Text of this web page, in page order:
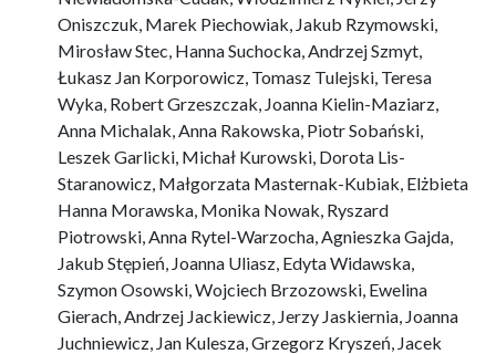
Oniszczuk, Marek Piechowiak, Jakub Rzymowski,
Mirosław Stec, Hanna Suchocka, Andrzej Szmyt,
Łukasz Jan Korporowicz, Tomasz Tulejski, Teresa
Wyka, Robert Grzeszczak, Joanna Kielin-Maziarz,
Anna Michalak, Anna Rakowska, Piotr Sobański,
Leszek Garlicki, Michał Kurowski, Dorota Lis-
Staranowicz, Małgorzata Masternak-Kubiak, Elżbieta
Hanna Morawska, Monika Nowak, Ryszard
Piotrowski, Anna Rytel-Warzocha, Agnieszka Gajda,
Jakub Stępień, Joanna Uliasz, Edyta Widawska,
Szymon Osowski, Wojciech Brzozowski, Ewelina
Gierach, Andrzej Jackiewicz, Jerzy Jaskiernia, Joanna
Juchniewicz, Jan Kulesza, Grzegorz Kryszeń, Jacek